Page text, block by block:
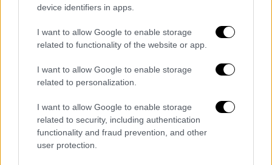
device identifiers in apps.
I want to allow Google to enable storage
related to functionality of the website or app.
I want to allow Google to enable storage
related to personalization.
I want to allow Google to enable storage
related to security, including authentication
functionality and fraud prevention, and other
user protection.
ΑΠΟΣΠΑΣΜΑΤΑ...|06.08.2026 18:49
Φωτιά στη Σκύρο: Τεράστιες φλόγες και
ολονύχτια μάχη
Κεντρικό...| 05.08.2026 19:49
Κεντρικό δελτίο ειδήσεων 05/08/2026